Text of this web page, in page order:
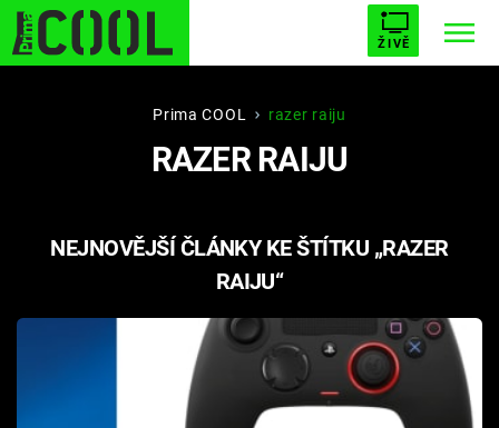
ŽIVĚ
STARHOUSE BUFFY, PŘEMOŽITELKA UPÍRŮ
PLNEJ KOTEL AVENGERS 5
Prima COOL razer raiju
RAZER RAIJU
NEJNOVĚJŠÍ ČLÁNKY KE ŠTÍTKU „RAZER
RAIJU“